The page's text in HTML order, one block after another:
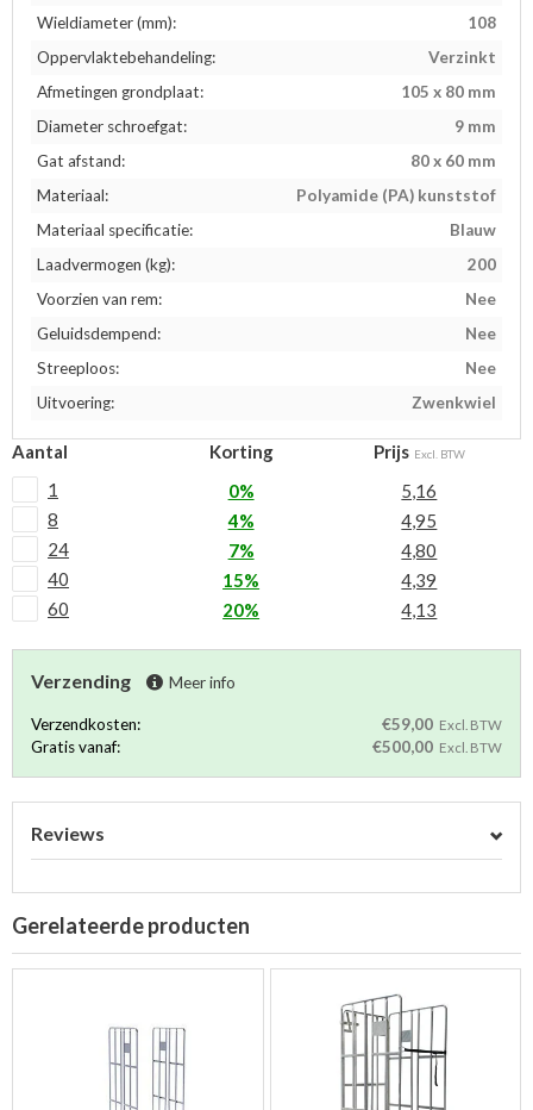
Wieldiameter (mm):
108
Oppervlaktebehandeling:
Verzinkt
Afmetingen grondplaat:
105 x 80 mm
Diameter schroefgat:
9 mm
Gat afstand:
80 x 60 mm
Materiaal:
Polyamide (PA) kunststof
Materiaal specificatie:
Blauw
Laadvermogen (kg):
200
Voorzien van rem:
Nee
Geluidsdempend:
Nee
Streeploos:
Nee
Uitvoering:
Zwenkwiel
Aantal Korting Prijs Excl. BTW
1 0%
5,16
8
4%
4,95
24
7%
4,80
40
15%
4,39
60
20% 4,13
Verzending Meer info
Verzendkosten: €59,00 Excl. BTW
Gratis vanaf: €500,00 Excl. BTW
Reviews
Gerelateerde producten